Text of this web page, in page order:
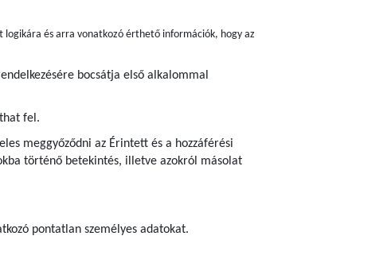
és arra vonatkozó érthető információk, hogy az
bocsátja első alkalommal
fel.
meggyőződni az Érintett és a hozzáférési
történő betekintés, illetve azokról másolat
pontatlan személyes adatokat.